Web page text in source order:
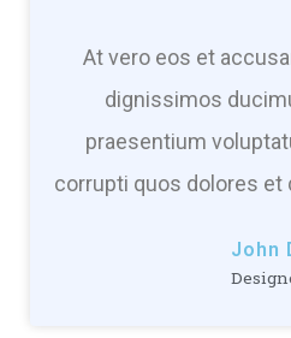
At vero eos et
dignissimos
praesentium
corrupti quos dolores et
John